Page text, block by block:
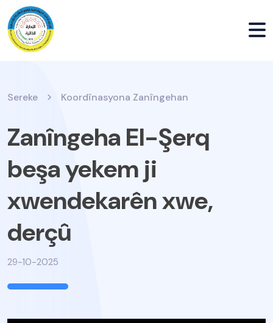
Sereke Koordînasyona Zanîngehan
Zanîngeha El-Şerq
beşa yekem ji
xwendekarên xwe,
derçû
29-10-2025